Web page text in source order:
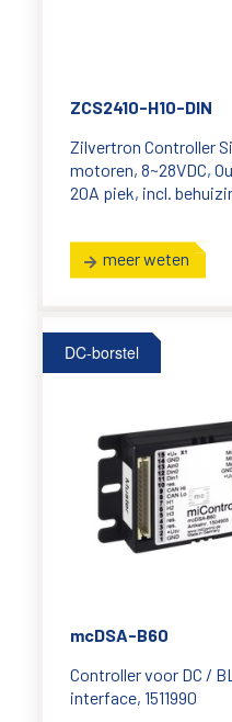
ZCS2410-H10-DIN
Zilvertron Controller
motoren, 8~28VDC,
20A piek, incl.
meer weten
DC-borstel
mcDSA-B60
Controller voor DC /
interface, 1511990